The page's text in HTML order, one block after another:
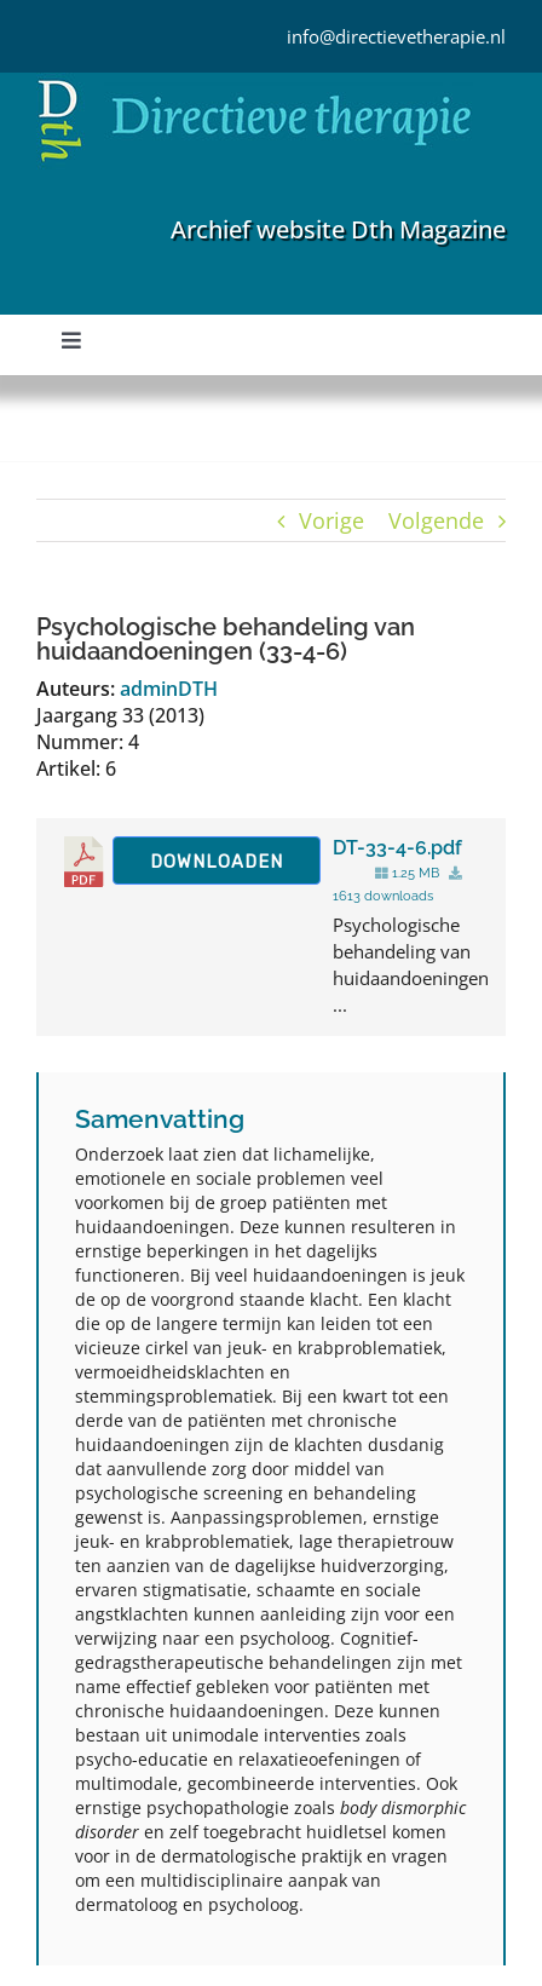
inhoud
info@directievetherapie.nl
Archief website Dth Magazine
Toggle
Navigation
Home
TDT Overzicht
Over Dth
Vorige Volgende
Psychologische behandeling van
huidaandoeningen (33-4-6)
Auteurs:adminDTH
Jaargang 33 (2013)
Nummer: 4
Artikel: 6
DOWNLOADEN
DT-33-4-6.pdf
1.25 MB
1613 downloads
Psychologische
behandeling van
huidaandoeningen
...
Samenvatting
Onderzoek laat zien dat lichamelijke,
emotionele en sociale problemen veel
voorkomen bij de groep patiënten met
huidaandoeningen. Deze kunnen resulteren in
ernstige beperkingen in het dagelijks
functioneren. Bij veel huidaandoeningen is jeuk
de op de voorgrond staande klacht. Een klacht
die op de langere termijn kan leiden tot een
vicieuze cirkel van jeuk- en krabproblematiek,
vermoeidheidsklachten en
stemmingsproblematiek. Bij een kwart tot een
derde van de patiënten met chronische
huidaandoeningen zijn de klachten dusdanig
dat aanvullende zorg door middel van
psychologische screening en behandeling
gewenst is. Aanpassingsproblemen, ernstige
jeuk- en krabproblematiek, lage therapietrouw
ten aanzien van de dagelijkse huidverzorging,
ervaren stigmatisatie, schaamte en sociale
angstklachten kunnen aanleiding zijn voor een
verwijzing naar een psycholoog. Cognitief-
gedragstherapeutische behandelingen zijn met
name effectief gebleken voor patiënten met
chronische huidaandoeningen. Deze kunnen
bestaan uit unimodale interventies zoals
psycho-educatie en relaxatieoefeningen of
multimodale, gecombineerde interventies. Ook
ernstige psychopathologie zoals body dismorphic
disorder en zelf toegebracht huidletsel komen
voor in de dermatologische praktijk en vragen
om een multidisciplinaire aanpak van
dermatoloog en psycholoog.